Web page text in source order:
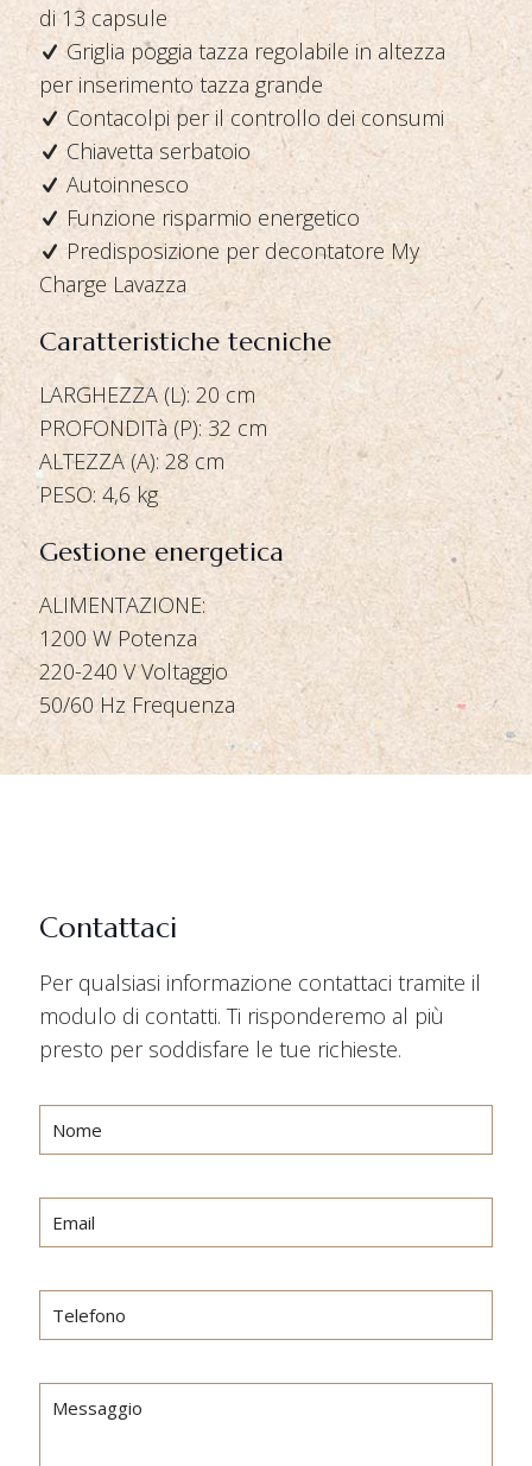
di 13 capsule
Griglia poggia tazza regolabile in altezza
per inserimento tazza grande
Contacolpi per il controllo dei consumi
Chiavetta serbatoio
Autoinnesco
Funzione risparmio energetico
Predisposizione per decontatore My
Charge Lavazza
Caratteristiche tecniche
LARGHEZZA (L): 20 cm
PROFONDITà (P): 32 cm
ALTEZZA (A): 28 cm
PESO: 4,6 kg
Gestione energetica
ALIMENTAZIONE:
1200 W Potenza
220-240 V Voltaggio
50/60 Hz Frequenza
Contattaci
Per qualsiasi informazione contattaci tramite il
modulo di contatti. Ti risponderemo al più
presto per soddisfare le tue richieste.